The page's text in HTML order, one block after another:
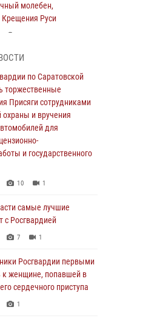
молебен,
Руси
сотрудники
вернуться домой
по Саратовской
торжественные
Присяги сотрудниками
и вручения
для
и государственного
10 1
самые лучшие
7 1
по Саратовской
торжественные
Присяги сотрудниками
и вручения
для
и государственного
10 1
самые лучшие
с Росгвардией
7 1
Росгвардии первыми
женщине, попавшей в
сердечного приступа
1